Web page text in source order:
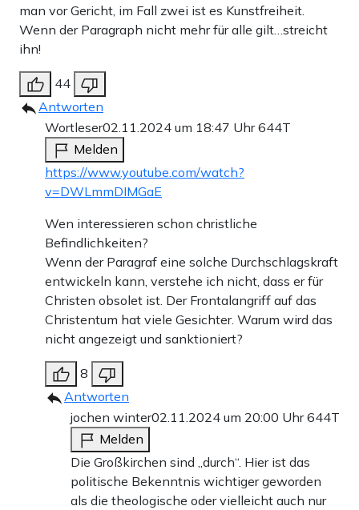
man vor Gericht, im Fall zwei ist es Kunstfreiheit.
Wenn der Paragraph nicht mehr für alle gilt…streicht
ihn!
44
Antworten
Wortleser02.11.2024 um 18:47 Uhr644T
Melden
https://www.youtube.com/watch?
v=DWLmmDIMGaE
Wen interessieren schon christliche
Befindlichkeiten?
Wenn der Paragraf eine solche Durchschlagskraft
entwickeln kann, verstehe ich nicht, dass er für
Christen obsolet ist. Der Frontalangriff auf das
Christentum hat viele Gesichter. Warum wird das
nicht angezeigt und sanktioniert?
8
Antworten
jochen winter02.11.2024 um 20:00 Uhr644T
Melden
Die Großkirchen sind „durch“. Hier ist das
politische Bekenntnis wichtiger geworden
als die theologische oder vielleicht auch nur